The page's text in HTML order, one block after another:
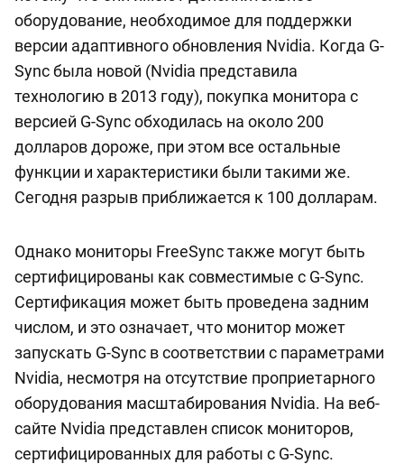
оборудование, необходимое для поддержки
версии адаптивного обновления Nvidia. Когда G-
Sync была новой (Nvidia представила
технологию в 2013 году), покупка монитора с
версией G-Sync обходилась на около 200
долларов дороже, при этом все остальные
функции и характеристики были такими же.
Сегодня разрыв приближается к 100 долларам.
Однако мониторы FreeSync также могут быть
сертифицированы как совместимые с G-Sync.
Сертификация может быть проведена задним
числом, и это означает, что монитор может
запускать G-Sync в соответствии с параметрами
Nvidia, несмотря на отсутствие проприетарного
оборудования масштабирования Nvidia. На веб-
сайте Nvidia представлен список мониторов,
сертифицированных для работы с G-Sync.